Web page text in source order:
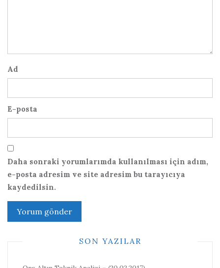
Ad
E-posta
Daha sonraki yorumlarımda kullanılması için adım,
e-posta adresim ve site adresim bu tarayıcıya
kaydedilsin.
SON YAZILAR